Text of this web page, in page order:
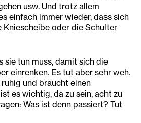
usw. Und trotz allem
einfach immer wieder, dass sich
Kniescheibe oder die Schulter
sie tun muss, damit sich die
einrenken. Es tut aber sehr weh.
und braucht einen
es wichtig, da zu sein, acht zu
Was ist denn passiert? Tut